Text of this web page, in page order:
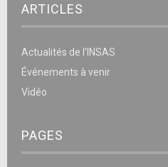
ARTICLES
Actualités de l’INSAS
Événements à venir
Vidéo
PAGES